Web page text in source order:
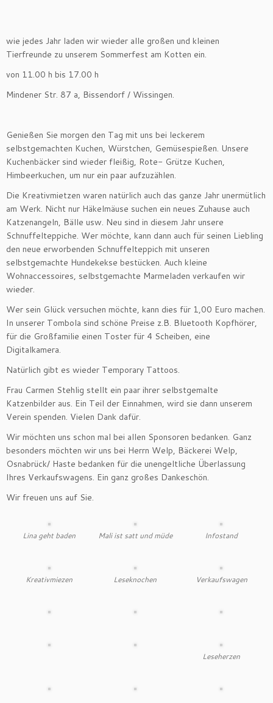
wie jedes Jahr laden wir wieder alle großen und kleinen
Tierfreunde zu unserem Sommerfest am Kotten ein.
von 11.00 h bis 17.00 h
Mindener Str. 87 a, Bissendorf / Wissingen.
Genießen Sie morgen den Tag mit uns bei leckerem
selbstgemachten Kuchen, Würstchen, Gemüsespießen. Unsere
Kuchenbäcker sind wieder fleißig, Rote- Grütze Kuchen,
Himbeerkuchen, um nur ein paar aufzuzählen.
Die Kreativmietzen waren natürlich auch das ganze Jahr unermütlich
am Werk. Nicht nur Häkelmäuse suchen ein neues Zuhause auch
Katzenangeln, Bälle usw. Neu sind in diesem Jahr unsere
Schnuffelteppiche. Wer möchte, kann dann auch für seinen Liebling
den neue erworbenden Schnuffelteppich mit unseren
selbstgemachte Hundekekse bestücken. Auch kleine
Wohnaccessoires, selbstgemachte Marmeladen verkaufen wir
wieder.
Wer sein Glück versuchen möchte, kann dies für 1,00 Euro machen.
In unserer Tombola sind schöne Preise z.B. Bluetooth Kopfhörer,
für die Großfamilie einen Toster für 4 Scheiben, eine
Digitalkamera.
Natürlich gibt es wieder Temporary Tattoos.
Frau Carmen Stehlig stellt ein paar ihrer selbstgemalte
Katzenbilder aus. Ein Teil der Einnahmen, wird sie dann unserem
Verein spenden. Vielen Dank dafür.
Wir möchten uns schon mal bei allen Sponsoren bedanken. Ganz
besonders möchten wir uns bei Herrn Welp, Bäckerei Welp,
Osnabrück/ Haste bedanken für die unengeltliche Überlassung
Ihres Verkaufswagens. Ein ganz großes Dankeschön.
Wir freuen uns auf Sie.
Lina geht baden Mali ist satt und müde Infostand
Kreativmiezen Leseknochen Verkaufswagen
Leseherzen